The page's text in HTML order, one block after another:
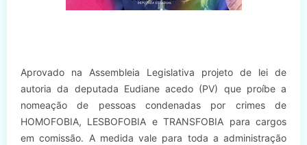
Aprovado na Assembleia Legislativa projeto de lei de
autoria da deputada Eudiane acedo (PV) que proíbe a
nomeação de pessoas condenadas por crimes de
HOMOFOBIA, LESBOFOBIA e TRANSFOBIA para cargos
em comissão. A medida vale para toda a administração